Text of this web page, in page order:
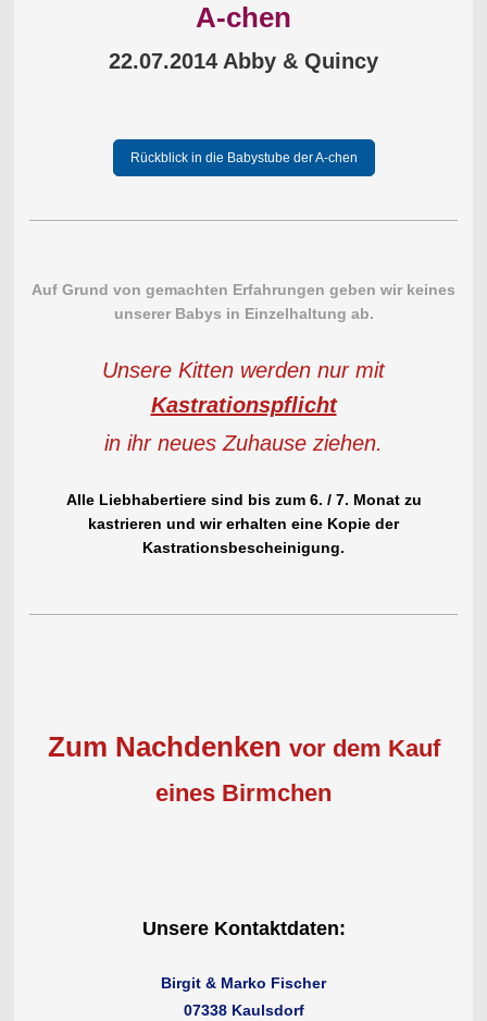
A-chen
22.07.2014 Abby & Quincy
Rückblick in die Babystube der A-chen
Auf Grund von gemachten Erfahrungen geben wir keines
unserer Babys in Einzelhaltung ab.
Unsere Kitten werden nur mit
Kastrationspflicht
in ihr neues Zuhause ziehen.
Alle Liebhabertiere sind bis zum 6. / 7. Monat zu
kastrieren und wir erhalten eine Kopie der
Kastrationsbescheinigung.
Zum Nachdenken vor dem Kauf
eines Birmchen
Unsere Kontaktdaten:
Birgit & Marko Fischer
07338 Kaulsdorf